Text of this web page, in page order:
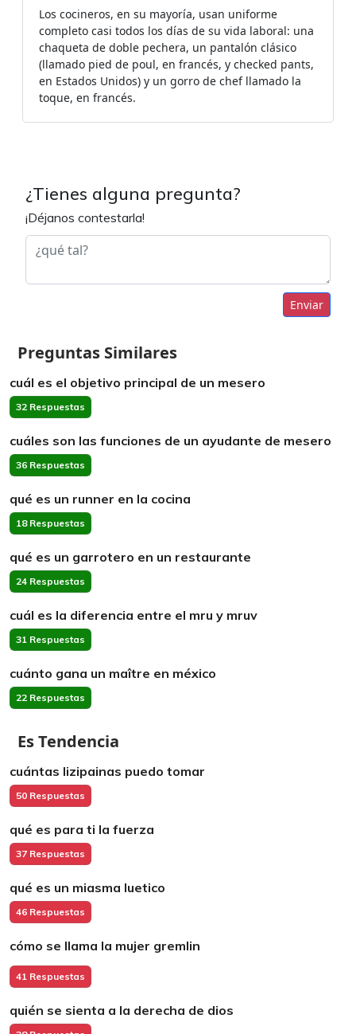
Los cocineros, en su mayoría, usan uniforme
completo casi todos los días de su vida laboral: una
chaqueta de doble pechera, un pantalón clásico
(llamado pied de poul, en francés, y checked pants,
en Estados Unidos) y un gorro de chef llamado la
toque, en francés.
¿Tienes alguna pregunta?
¡Déjanos contestarla!
Enviar
Preguntas Similares
cuál es el objetivo principal de un mesero
32 Respuestas
cuáles son las funciones de un ayudante de mesero
36 Respuestas
qué es un runner en la cocina
18 Respuestas
qué es un garrotero en un restaurante
24 Respuestas
cuál es la diferencia entre el mru y mruv
31 Respuestas
cuánto gana un maître en méxico
22 Respuestas
Es Tendencia
cuántas lizipainas puedo tomar
50 Respuestas
qué es para ti la fuerza
37 Respuestas
qué es un miasma luetico
46 Respuestas
cómo se llama la mujer gremlin
41 Respuestas
quién se sienta a la derecha de dios